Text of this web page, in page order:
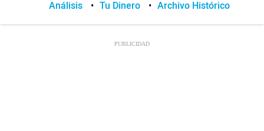
Análisis Tu Dinero Archivo Histórico